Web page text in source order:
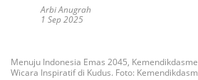
Arbi Anugrah
1 Sep 2025
Menuju Indonesia Emas 2045,
Wicara Inspiratif di Kudus. Foto: